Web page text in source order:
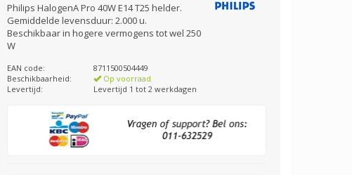
Philips HalogenA Pro 40W E14 T25 helder.
Gemiddelde levensduur: 2.000 u.
Beschikbaar in hogere vermogens tot wel 250
W
EAN code:
8711500504449
Beschikbaarheid:
Op voorraad
Levertijd:
Levertijd 1 tot 2 werkdagen